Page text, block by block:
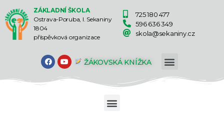
ZÁKLADNÍ ŠKOLA
Ostrava-Poruba, I. Sekaniny
1804
příspěvková organizace
725 180 477
596 636 349
skola@sekaniny.cz
ŽÁKOVSKÁ KNÍŽKA